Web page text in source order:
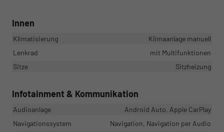
Innen
Klimatisierung
Klimaanlage manuell
Lenkrad
mit Multifunktionen
Sitze
Sitzheizung
Infotainment & Kommunikation
Audioanlage
Android Auto, Apple CarPlay
Navigationssystem
Navigation, Navigation per Audio